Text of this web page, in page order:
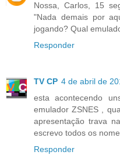
Nossa, Carlos, 15
"Nada demais por
jogando? Qual
Responder
TV CP 4 de abril de
esta acontecendo
emulador ZSNES ,
apresentação trava
escrevo todos os
Responder